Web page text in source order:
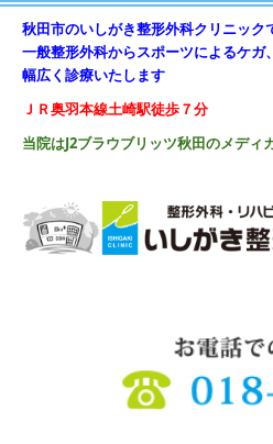
診療案内
整形外科
クリニック案内
秋田市のいしがき整形外科クリニック
一般整形外科からスポーツによるケガ
幅広く診療いたします
ＪＲ奥羽本線土崎駅徒歩７分
当院はJ2ブラウブリッツ秋田のメディ